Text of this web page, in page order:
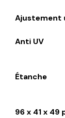
Ajustement
Anti UV
Étanche
96 x 41 x 49